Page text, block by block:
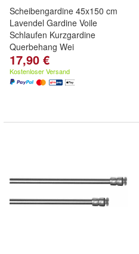
Scheibengardine 45x150 cm
Lavendel Gardine Voile
Schlaufen Kurzgardine
Querbehang Wei
17,90 €
Kostenloser Versand